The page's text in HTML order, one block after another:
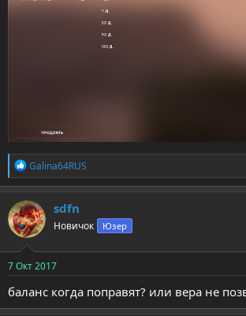
Р
е
а
к
ц
и
и
:
Galina64RUS
sdfn
Новичок Юзер
7 Окт 2017
баланс когда поправят? или вера не